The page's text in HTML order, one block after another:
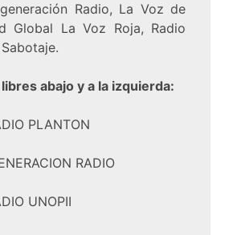
Radio, La Voz de
Global La Voz Roja, Radio
abajo y a la izquierda:
PLANTON
RADIO
UNOPII